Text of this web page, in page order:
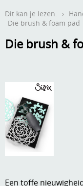
Contact
Webwinkel
Aanbiedingen
Andere
Boeken en
Dies om te stansen
Verzend - en
Mijn account
Info
Dit kan je lezen. ›
Die brush & foam pad
Die brush &
Een toffe